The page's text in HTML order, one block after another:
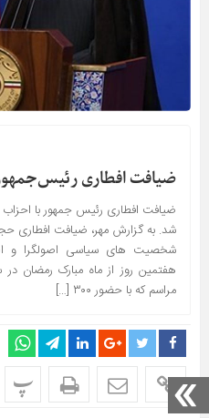
ضیافت افطاری
ضیافت افطاری رئیس جمهور با
شد. به گزارش مهر، ضیافت افطاری
شخصیت های سیاسی اصولگرا و
هفتمین روز از ماه مبارک رمضان
مراسم که با حضور ۳۰۰ […]
پ